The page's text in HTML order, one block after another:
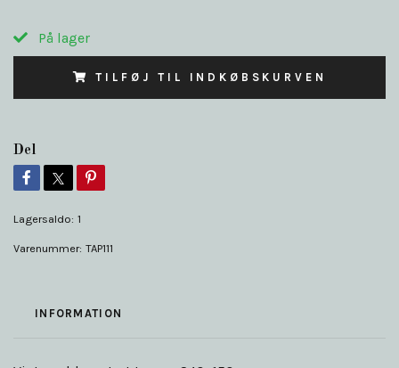
På lager
TILFØJ TIL INDKØBSKURVEN
Del
Lagersaldo: 1
Varenummer: TAP111
INFORMATION